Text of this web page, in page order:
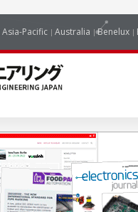
Asia-Pacific Australia Benelux